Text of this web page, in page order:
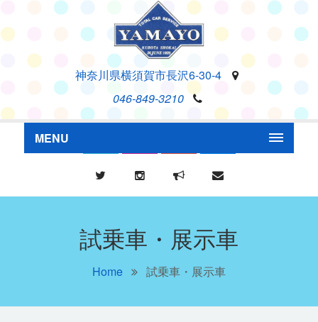
神奈川県横須賀市長沢6-30-4
046-849-3210
MENU
試乗車・展示車
Home 試乗車・展示車